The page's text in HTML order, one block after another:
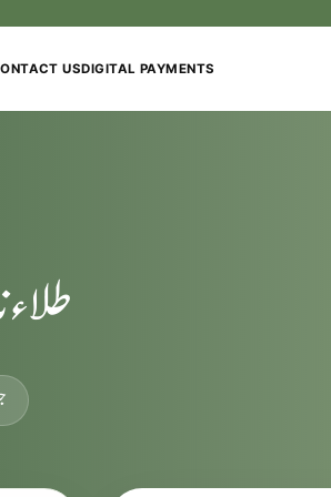
USDIGITAL PAYMENTS